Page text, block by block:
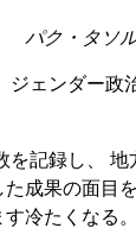
パク・タソ
ジェンダー政
記録し、 地
成果の面目
冷たくなる